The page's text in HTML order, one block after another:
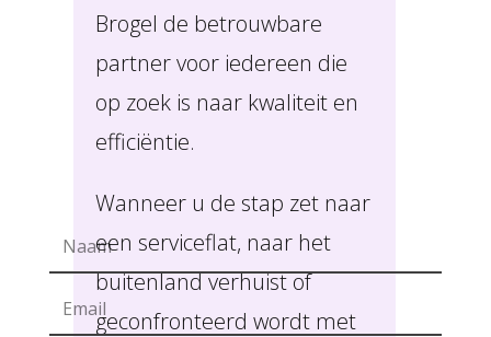
Brogel de betrouwbare
partner voor iedereen die
op zoek is naar kwaliteit en
efficiëntie.
Wanneer u de stap zet naar
een serviceflat, naar het
buitenland verhuist of
geconfronteerd wordt met